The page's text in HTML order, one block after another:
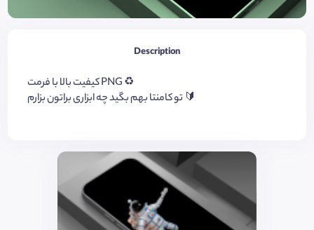
Description
کیفیت بالا با فرمت PNG ♻️
تو کامنتا بهم بگید چه ابزاری براتون بزارم 🔰